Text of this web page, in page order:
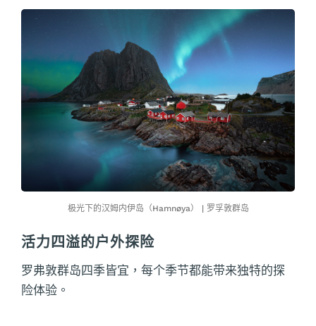
极光下的汉姆内伊岛（Hamnøya） | 罗孚敦群岛
活力四溢的户外探险
罗弗敦群岛四季皆宜，每个季节都能带来独特的探
险体验。